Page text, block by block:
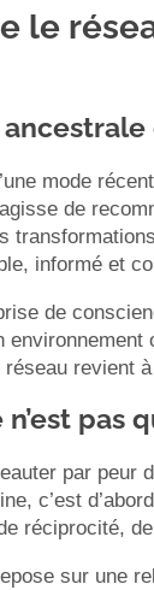
le
mode
de
informé et
de
revient
n’est pas
par peur
c’est
réciprocité,
sur une